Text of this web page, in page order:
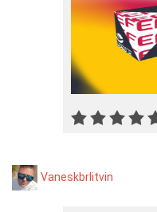
Vaneskbrlitvin